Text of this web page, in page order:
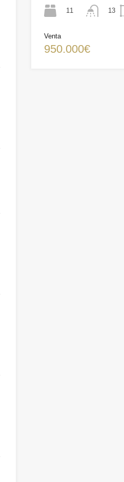
11
13
Venta
950.000€